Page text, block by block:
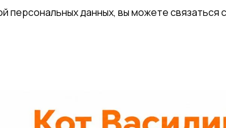
данных, вы можете связаться